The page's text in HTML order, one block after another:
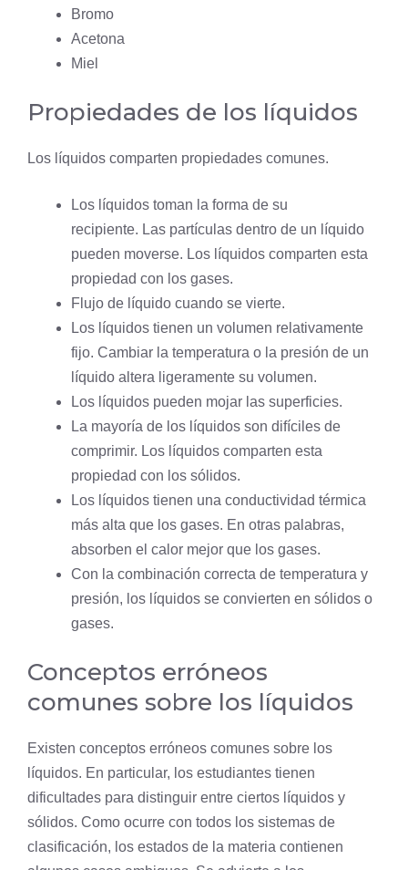
Bromo
Acetona
Miel
Propiedades de los líquidos
Los líquidos comparten propiedades comunes.
Los líquidos toman la forma de su
recipiente. Las partículas dentro de un líquido
pueden moverse. Los líquidos comparten esta
propiedad con los gases.
Flujo de líquido cuando se vierte.
Los líquidos tienen un volumen relativamente
fijo. Cambiar la temperatura o la presión de un
líquido altera ligeramente su volumen.
Los líquidos pueden mojar las superficies.
La mayoría de los líquidos son difíciles de
comprimir. Los líquidos comparten esta
propiedad con los sólidos.
Los líquidos tienen una conductividad térmica
más alta que los gases. En otras palabras,
absorben el calor mejor que los gases.
Con la combinación correcta de temperatura y
presión, los líquidos se convierten en sólidos o
gases.
Conceptos erróneos
comunes sobre los líquidos
Existen conceptos erróneos comunes sobre los
líquidos. En particular, los estudiantes tienen
dificultades para distinguir entre ciertos líquidos y
sólidos. Como ocurre con todos los sistemas de
clasificación, los estados de la materia contienen